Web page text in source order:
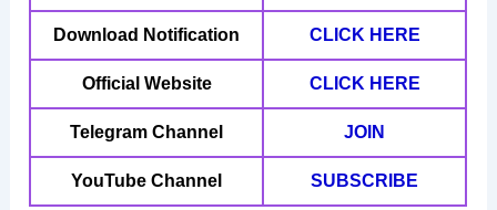
Download Notification CLICK HERE
Official Website CLICK HERE
Telegram Channel JOIN
YouTube Channel SUBSCRIBE